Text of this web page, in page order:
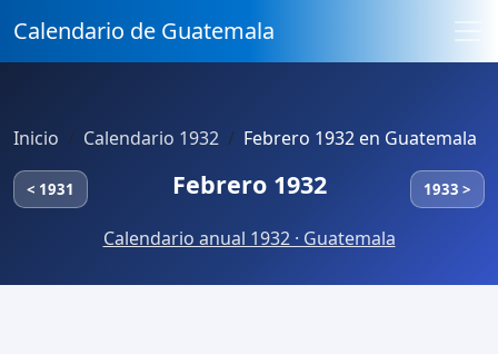
Calendario de Guatemala
Inicio Calendario 1932 Febrero 1932 en Guatemala
< 1931 Febrero 1932 1933 >
Calendario anual 1932 · Guatemala